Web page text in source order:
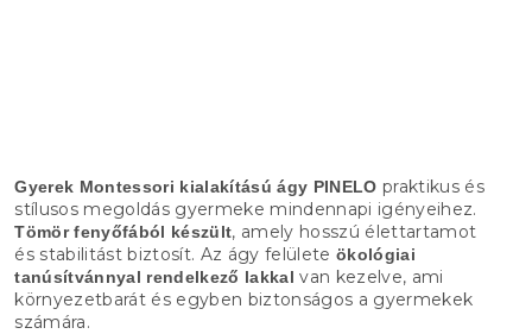
Gyerek Montessori kialakítású ágy PINELO praktikus és
stílusos megoldás gyermeke mindennapi igényeihez.
Tömör fenyőfából készült, amely hosszú élettartamot
és stabilitást biztosít. Az ágy felülete ökológiai
tanúsítvánnyal rendelkező lakkal van kezelve, ami
környezetbarát és egyben biztonságos a gyermekek
számára.